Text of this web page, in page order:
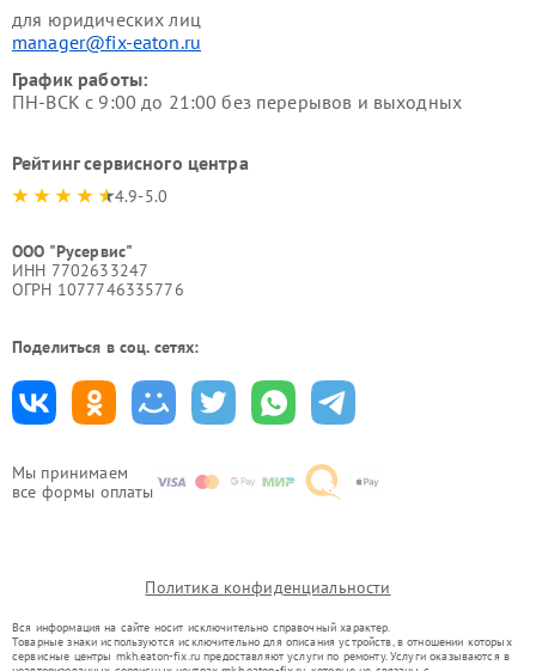
Мы принимаем
все формы оплаты
для юридических лиц
manager@fix-eaton.ru
График работы:
ПН-ВСК с 9:00 до 21:00 без перерывов и выходных
Рейтинг сервисного центра
4.9-5.0
ООО "Русервис"
ИНН 7702633247
ОГРН 1077746335776
Поделиться в соц. сетях:
Политика конфиденциальности
Вся информация на сайте носит исключительно справочный характер.
Товарные знаки используются исключительно для описания устройств, в отношении которых
сервисные центры mkh.eaton-fix.ru предоставляют услуги по ремонту. Услуги оказываются в